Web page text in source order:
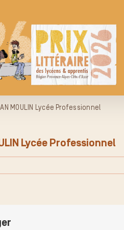
MOULIN Lycée Professionnel
Lycée Professionnel